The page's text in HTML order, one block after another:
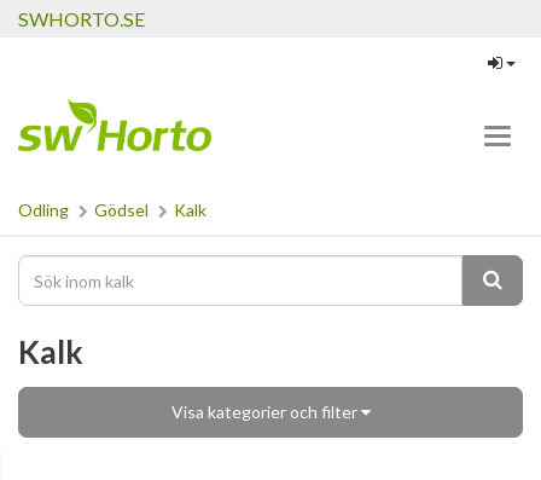
SWHORTO.SE
Odling Gödsel Kalk
Kalk
Visa kategorier och filter